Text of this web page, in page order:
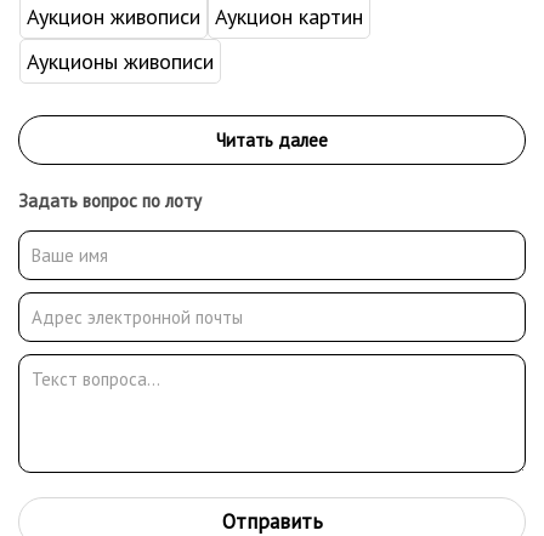
Аукцион живописи Аукцион картин
Аукционы живописи
Задать вопрос по лоту
Отправить